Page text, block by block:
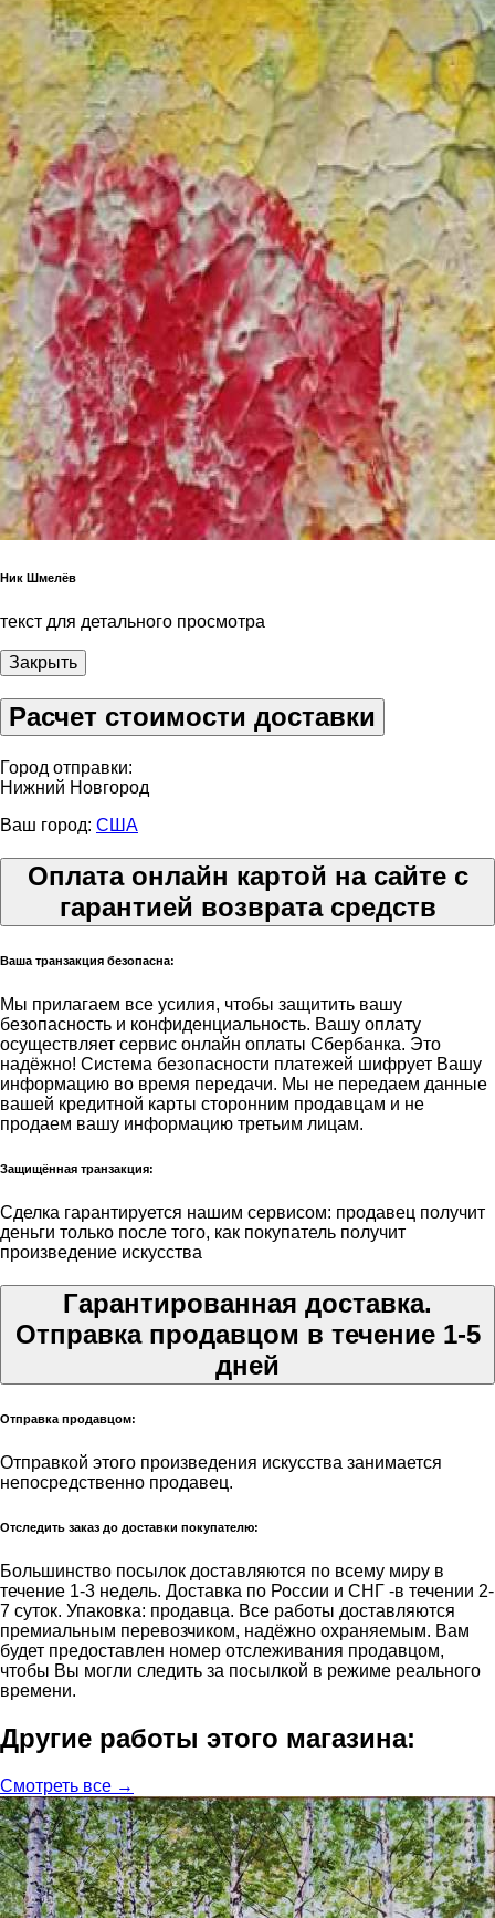
Ник Шмелёв
текст для детального просмотра
Закрыть
Расчет стоимости доставки
Город отправки:
Нижний Новгород
Ваш город: США
Оплата онлайн картой на сайте с
гарантией возврата средств
Ваша транзакция безопасна:
Мы прилагаем все усилия, чтобы защитить вашу
безопасность и конфиденциальность. Вашу оплату
осуществляет сервис онлайн оплаты Сбербанка. Это
надёжно! Система безопасности платежей шифрует Вашу
информацию во время передачи. Мы не передаем данные
вашей кредитной карты сторонним продавцам и не
продаем вашу информацию третьим лицам.
Защищённая транзакция:
Сделка гарантируется нашим сервисом: продавец получит
деньги только после того, как покупатель получит
произведение искусства
Гарантированная доставка.
Отправка продавцом в течение 1-5
дней
Отправка продавцом:
Отправкой этого произведения искусства занимается
непосредственно продавец.
Отследить заказ до доставки покупателю:
Большинство посылок доставляются по всему миру в
течение 1-3 недель. Доставка по России и СНГ -в течении 2-
7 суток. Упаковка: продавца. Все работы доставляются
премиальным перевозчиком, надёжно охраняемым. Вам
будет предоставлен номер отслеживания продавцом,
чтобы Вы могли следить за посылкой в режиме реального
времени.
Другие работы этого магазина:
Смотреть все →